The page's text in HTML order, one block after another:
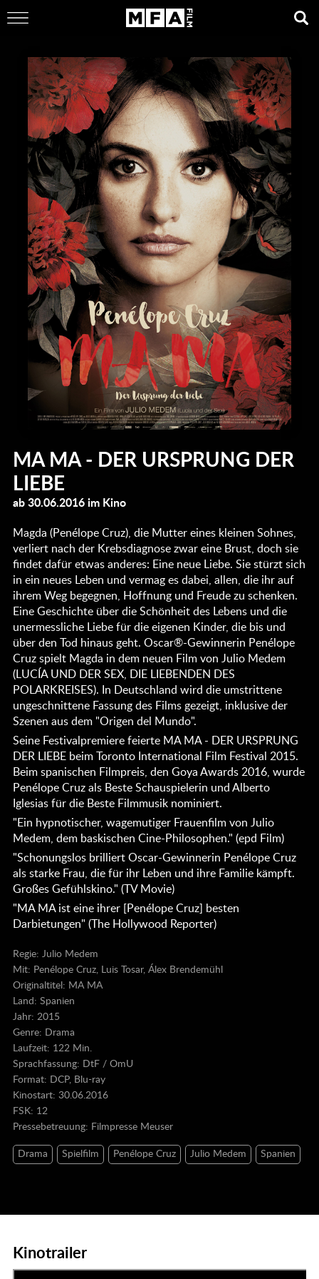
MA MA - DER URSPRUNG DER
LIEBE
ab 30.06.2016 im Kino
Magda (Penélope Cruz), die Mutter eines kleinen Sohnes,
verliert nach der Krebsdiagnose zwar eine Brust, doch sie
findet dafür etwas anderes: Eine neue Liebe. Sie stürzt sich
in ein neues Leben und vermag es dabei, allen, die ihr auf
ihrem Weg begegnen, Hoffnung und Freude zu schenken.
Eine Geschichte über die Schönheit des Lebens und die
unermessliche Liebe für die eigenen Kinder, die bis und
über den Tod hinaus geht. Oscar®-Gewinnerin Penélope
Cruz spielt Magda in dem neuen Film von Julio Medem
(LUCÍA UND DER SEX, DIE LIEBENDEN DES
POLARKREISES). In Deutschland wird die umstrittene
ungeschnittene Fassung des Films gezeigt, inklusive der
Szenen aus dem "Origen del Mundo".
Seine Festivalpremiere feierte MA MA - DER URSPRUNG
DER LIEBE beim Toronto International Film Festival 2015.
Beim spanischen Filmpreis, den Goya Awards 2016, wurde
Penélope Cruz als Beste Schauspielerin und Alberto
Iglesias für die Beste Filmmusik nominiert.
"Ein hypnotischer, wagemutiger Frauenfilm von Julio
Medem, dem baskischen Cine-Philosophen." (epd Film)
"Schonungslos brilliert Oscar-Gewinnerin Penélope Cruz
als starke Frau, die für ihr Leben und ihre Familie kämpft.
Großes Gefühlskino." (TV Movie)
"MA MA ist eine ihrer [Penélope Cruz] besten
Darbietungen" (The Hollywood Reporter)
Regie: Julio Medem
Mit: Penélope Cruz, Luis Tosar, Álex Brendemühl
Originaltitel: MA MA
Land: Spanien
Jahr: 2015
Genre: Drama
Laufzeit: 122 Min.
Sprachfassung: DtF / OmU
Format: DCP, Blu-ray
Kinostart: 30.06.2016
FSK: 12
Pressebetreuung: Filmpresse Meuser
Drama
Spielfilm Penélope Cruz Julio Medem Spanien
Kinotrailer